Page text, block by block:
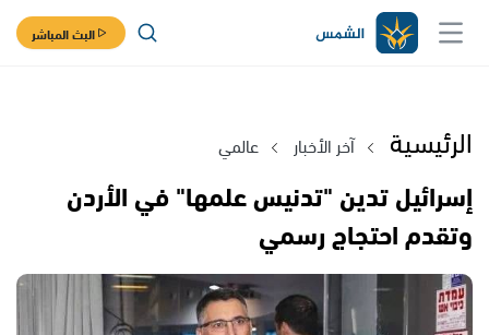
البث المباشر
الرئيسية آخر الأخبار عالمي
إسرائيل تدين "تدنيس علمها" في الأردن
وتقدم احتجاج رسمي